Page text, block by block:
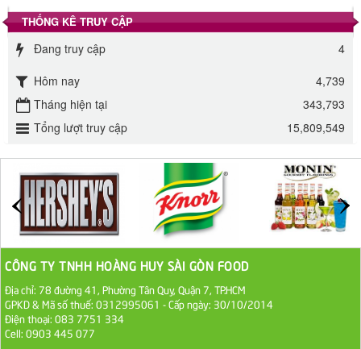
Đường phèn Long An bao 10kg
Đường mía thiên nhiên Biên Hòa gói 1kg
27.000 VND
Đường cát trắng An Khê bao 50kg
1.100.000 VND
36.000 VND
THỐNG KÊ TRUY CẬP
Đang truy cập
4
Hôm nay
4,739
Tháng hiện tại
343,793
Tổng lượt truy cập
15,809,549
CÔNG TY TNHH HOÀNG HUY SÀI GÒN FOOD
Địa chỉ: 78 đường 41, Phường Tân Quy, Quận 7, TP.HCM
GPKD & Mã số thuế: 0312995061 - Cấp ngày: 30/10/2014
Điện thoại: 083 7751 334
Cell: 0903 445 077